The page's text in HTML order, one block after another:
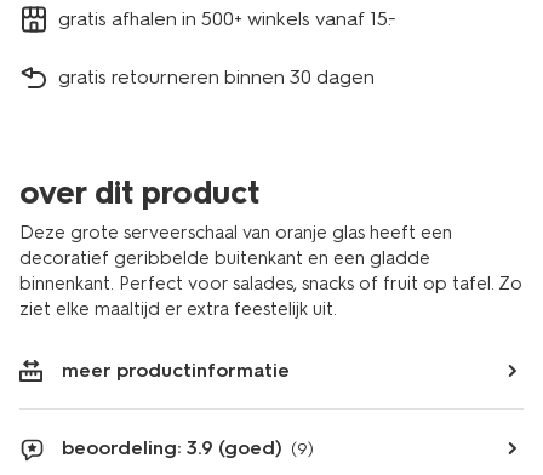
gratis afhalen in 500+ winkels vanaf 15.-
gratis retourneren binnen 30 dagen
over dit product
Deze grote serveerschaal van oranje glas heeft een
decoratief geribbelde buitenkant en een gladde
binnenkant. Perfect voor salades, snacks of fruit op tafel. Zo
ziet elke maaltijd er extra feestelijk uit.
meer productinformatie
beoordeling: 3.9 (goed) (9)